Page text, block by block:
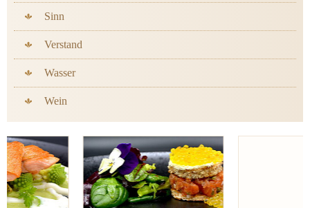
Sinn
Verstand
Wasser
Wein